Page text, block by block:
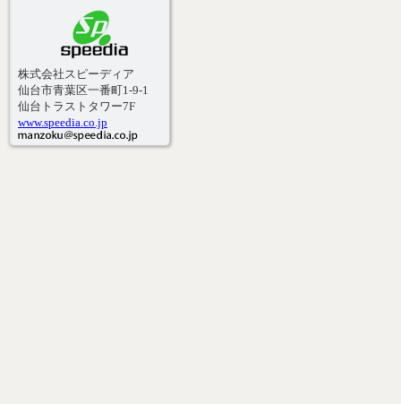
株式会社スピーディア
仙台市青葉区一番町1-9-1
仙台トラストタワー7F
www.speedia.co.jp